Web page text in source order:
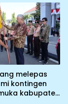
melepas
kontingen
kabupaten